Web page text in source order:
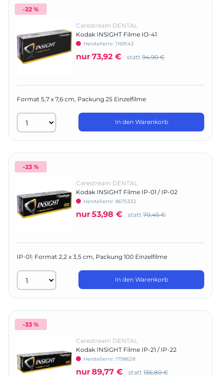
-22 %
Carestream DENTAL
Kodak INSIGHT Filme IO-41
Herstellernr: 1169143
nur73,92 € statt 94,90 €
Format 5,7 x 7,6 cm, Packung 25 Einzelfilme
In den Warenkorb
-23 %
Carestream DENTAL
Kodak INSIGHT Filme IP-01 / IP-02
Herstellernr: 8675332
nur53,98 € statt 70,45 €
IP-01: Format 2,2 x 3,5 cm, Packung 100 Einzelfilme
In den Warenkorb
-33 %
Carestream DENTAL
Kodak INSIGHT Filme IP-21 / IP-22
Herstellernr: 1798628
nur89,77 € statt 135,80 €